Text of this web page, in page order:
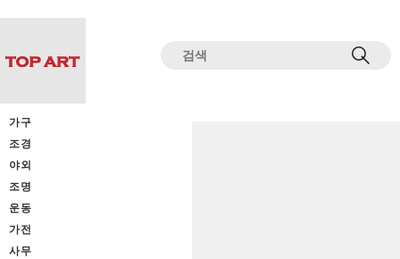
가구
조경
야외
조명
운동
가전
사무